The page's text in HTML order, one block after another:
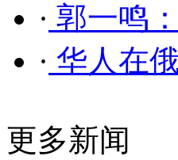
· 郭一鸣
· 华人在
更多新闻